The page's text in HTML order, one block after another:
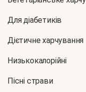
Для діабетиків
Дієтичне харчування
Низькокалорійні
Пісні страви